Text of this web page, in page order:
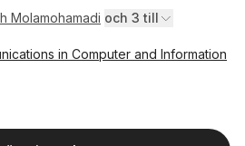
Molamohamadi och 3 till
in Computer and Information